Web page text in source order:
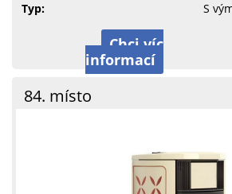
Typ:
S
Chci víc
informací
84. místo